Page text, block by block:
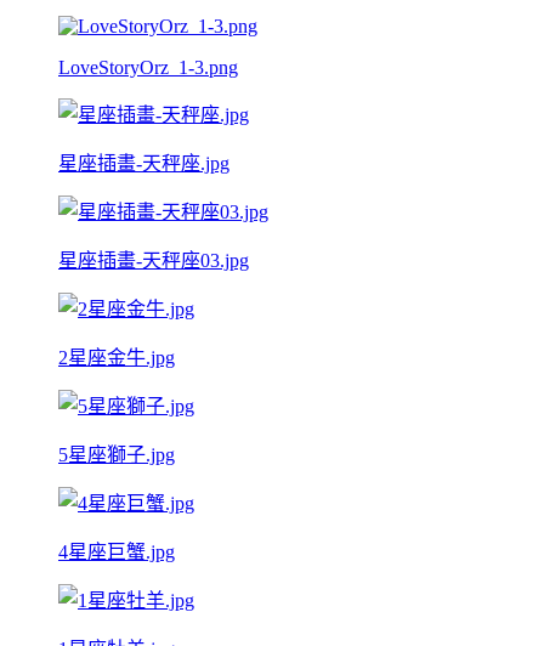
LoveStoryOrz_1-3.png
星座插畫-天秤座.jpg
星座插畫-天秤座03.jpg
2星座金牛.jpg
5星座獅子.jpg
4星座巨蟹.jpg